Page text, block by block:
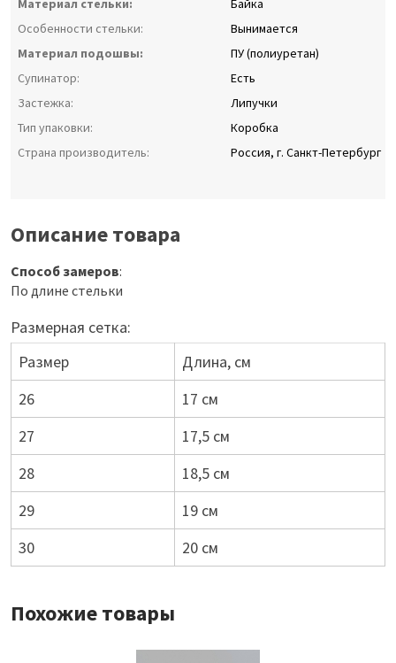
Материал стельки:
Байка
Особенности стельки:
Вынимается
Материал подошвы:
ПУ (полиуретан)
Супинатор:
Есть
Застежка:
Липучки
Тип упаковки:
Коробка
Страна производитель:
Россия, г. Санкт-Петербург
Описание товара
Способ замеров:
По длине стельки
Размерная сетка:
Размер
Длина, см
26
17 см
27
17,5 см
28
18,5 см
29
19 см
30
20 см
Похожие товары